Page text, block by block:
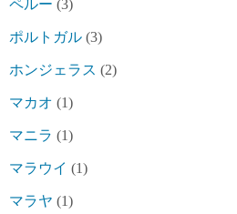
ペルー (3)
ポルトガル (3)
ホンジェラス (2)
マカオ (1)
マニラ (1)
マラウイ (1)
マラヤ (1)